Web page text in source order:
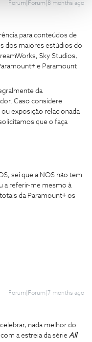
Forum|Forum|8 months ago
para conteúdos de
dos maiores estúdios do
Sky Studios,
e Paramount
da
Caso considere
exposição relacionada
que o faça
sei que a NOS não tem
a referir-me mesmo à
da Paramount+ os
Forum|Forum|7 months ago
nada melhor do
a estreia da série All